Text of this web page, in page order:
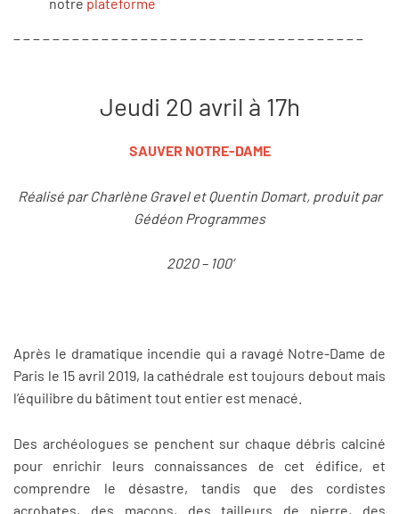
Jeudi 20 avril à 17h
SAUVER NOTRE-DAME
Réalisé par Charlène Gravel et Quentin Domart, produit par
Gédéon Programmes
2020 – 100’
Après le dramatique incendie qui a ravagé Notre-Dame de
Paris le 15 avril 2019, la cathédrale est toujours debout mais
l’équilibre du bâtiment tout entier est menacé.
Des archéologues se penchent sur chaque débris calciné
pour enrichir leurs connaissances de cet édifice, et
comprendre le désastre, tandis que des cordistes
acrobates, des maçons, des tailleurs de pierre, des